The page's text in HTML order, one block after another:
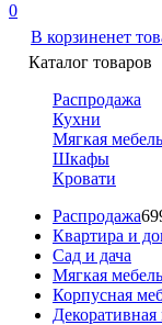
0
В корзиненет
Каталог товаров
Распродажа
Кухни
Мягкая мебель
Шкафы
Кровати
Распродажа
Квартира и
Сад и дача
Мягкая мебель
Корпусная
Декоративная